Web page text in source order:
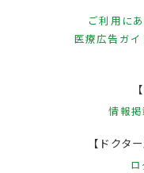
ご利用に
医療広告ガ
情報
【ドクタ